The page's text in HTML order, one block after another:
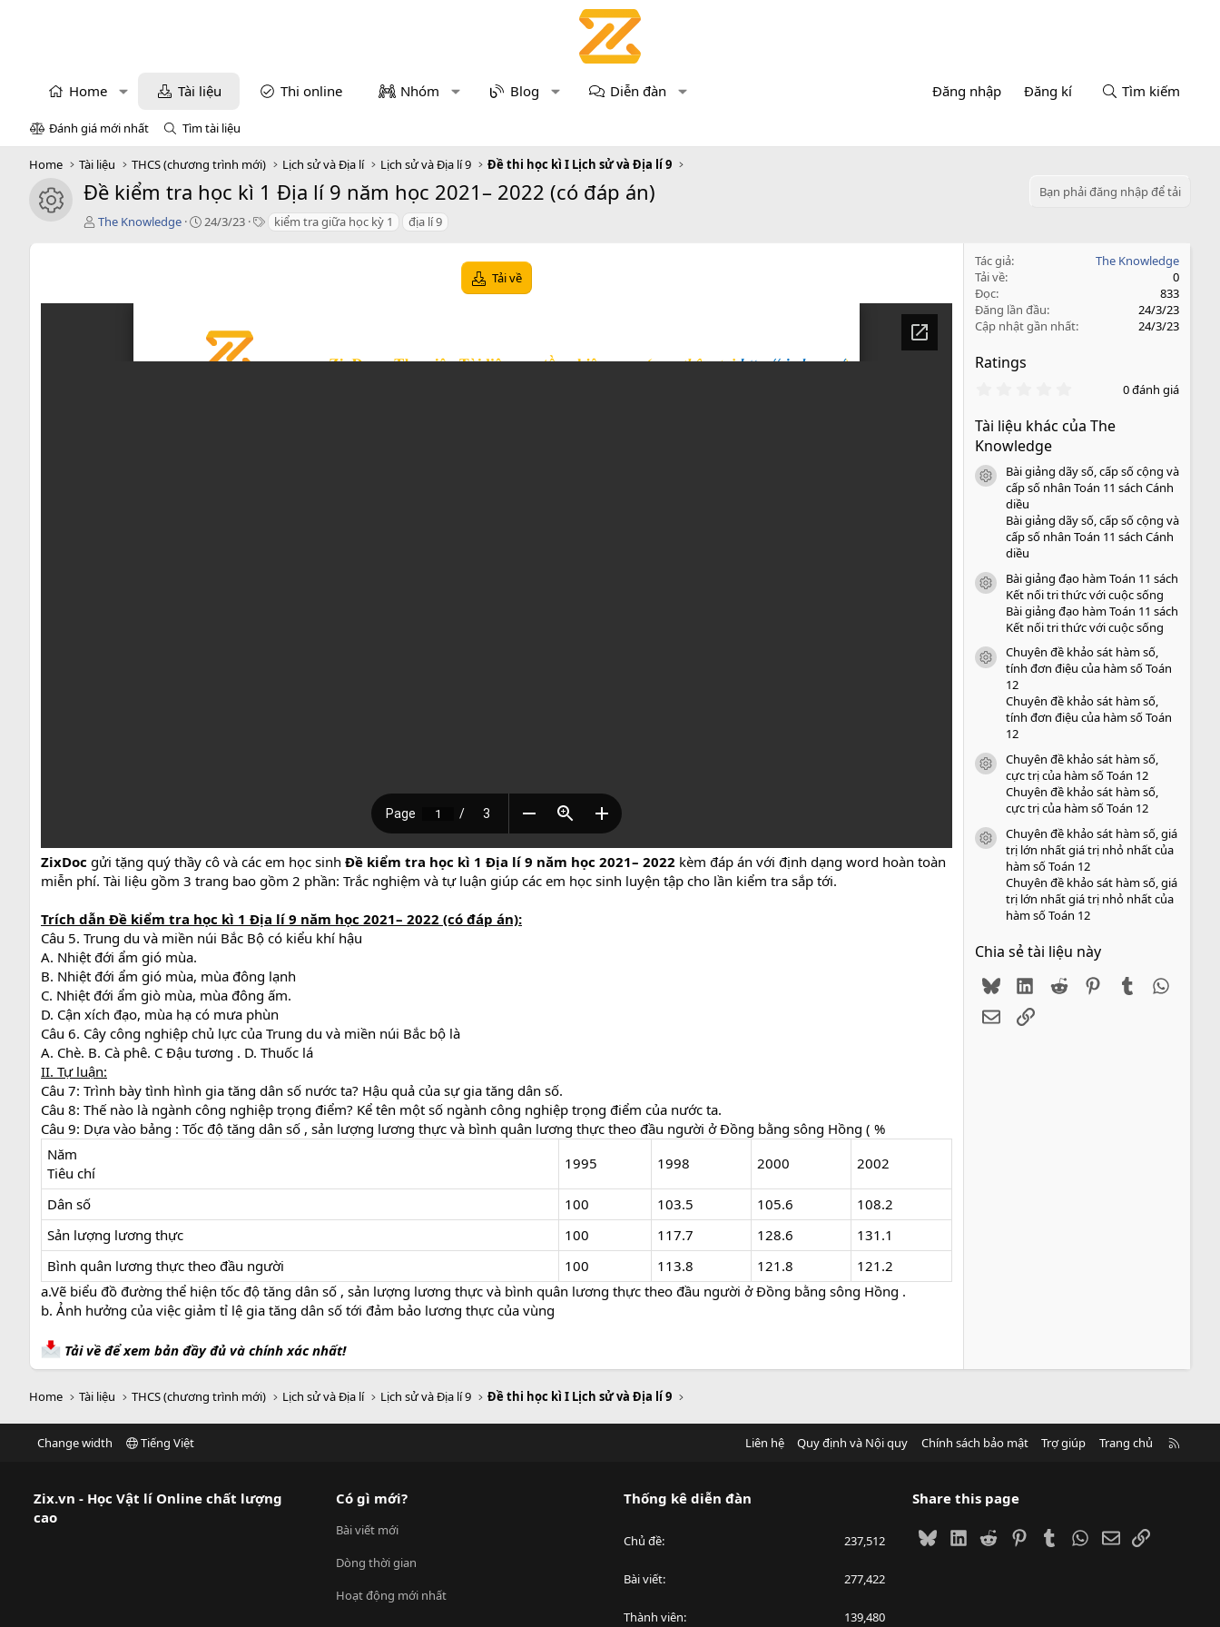
Home Tài liệu Thi online Nhóm Blog Diễn đàn Đăng nhập Đăng kí Tìm kiếm
Đánh giá mới nhất Tìm tài liệu
Home Tài liệu THCS (chương trình mới) Lịch sử và Địa lí Lịch sử và Địa lí 9 Đề thi học kì I Lịch sử và Địa lí 9
icon tài liệu
Đề kiểm tra học kì 1 Địa lí 9 năm học 2021– 2022 (có đáp án)
Bạn phải đăng nhập để tải
T
ả
The Knowledge
C
n
24/3/23
T kiểm tra giữa học kỳ 1 địa lí 9
Tải về
ZixDoc gửi tặng quý thầy cô và các em học sinh Đề kiểm tra học kì 1 Địa lí 9 năm học 2021– 2022 kèm đáp án với định dạng word hoàn toàn
miễn phí. Tài liệu gồm 3 trang bao gồm 2 phần: Trắc nghiệm và tự luận giúp các em học sinh luyện tập cho lần kiểm tra sắp tới.
Trích dẫn Đề kiểm tra học kì 1 Địa lí 9 năm học 2021– 2022 (có đáp án):
Câu 5. Trung du và miền núi Bắc Bộ có kiểu khí hậu
A. Nhiệt đới ẩm gió mùa.
B. Nhiệt đới ẩm gió mùa, mùa đông lạnh
C. Nhiệt đới ẩm giò mùa, mùa đông ấm.
D. Cận xích đạo, mùa hạ có mưa phùn
Câu 6. Cây công nghiệp chủ lực của Trung du và miền núi Bắc bộ là
A. Chè. B. Cà phê. C Đậu tương . D. Thuốc lá
II. Tự luận:
Câu 7: Trình bày tình hình gia tăng dân số nước ta? Hậu quả của sự gia tăng dân số.
Câu 8: Thế nào là ngành công nghiệp trọng điểm? Kể tên một số ngành công nghiệp trọng điểm của nước ta.
Câu 9: Dựa vào bảng : Tốc độ tăng dân số , sản lượng lương thực và bình quân lương thực theo đầu người ở Đồng bằng sông Hồng ( %
Năm
Tiêu chí
1995 1998 2000 2002
Dân số 100 103.5 105.6
108.2
Sản lượng lương thực
100 117.7 128.6
131.1
Bình quân lương thực theo đầu người
100 113.8 121.8
121.2
a.Vẽ biểu đồ đường thể hiện tốc độ tăng dân số , sản lượng lương thực và bình quân lương thực theo đầu người ở Đồng bằng sông Hồng .
b. Ảnh hưởng của việc giảm tỉ lệ gia tăng dân số tới đảm bảo lương thực của vùng
Tải về để xem bản đầy đủ và chính xác nhất!
Tác giả
The Knowledge
Tải về
0
Đọc
833
Đăng lần đầu
24/3/23
Cập nhật gần nhất
24/3/23
Ratings
0
0
o
0 đánh giá
Tài liệu khác của The
Knowledge
icon tài liệu
Bài giảng dãy số, cấp số cộng và
cấp số nhân Toán 11 sách Cánh
diều
Bài giảng dãy số, cấp số cộng và
cấp số nhân Toán 11 sách Cánh
diều
icon tài liệu
Bài giảng đạo hàm Toán 11 sách
Kết nối tri thức với cuộc sống
Bài giảng đạo hàm Toán 11 sách
Kết nối tri thức với cuộc sống
icon tài liệu
Chuyên đề khảo sát hàm số,
tính đơn điệu của hàm số Toán
12
Chuyên đề khảo sát hàm số,
tính đơn điệu của hàm số Toán
12
icon tài liệu
Chuyên đề khảo sát hàm số,
cực trị của hàm số Toán 12
Chuyên đề khảo sát hàm số,
cực trị của hàm số Toán 12
icon tài liệu
Chuyên đề khảo sát hàm số, giá
trị lớn nhất giá trị nhỏ nhất của
hàm số Toán 12
Chuyên đề khảo sát hàm số, giá
trị lớn nhất giá trị nhỏ nhất của
hàm số Toán 12
Chia sẻ tài liệu này
BlueskyLinkedIn
Reddit PinterestTumblr
EmailLink
Home Tài liệu THCS (chương trình mới) Lịch sử và Địa lí Lịch sử và Địa lí 9 Đề thi học kì I Lịch sử và Địa lí 9
Change width Tiếng Việt Liên hệ Quy định và Nội quy Chính sách bảo mật Trợ giúp Trang chủ
Zix.vn - Học Vật lí Online chất lượng
cao
Có gì mới?
Bài viết mới
Dòng thời gian
Hoạt động mới nhất
Thống kê diễn đàn
Chủ đề 237,512
Bài viết 277,422
Thành viên 139,480
Share this page
BlueskyLinkedIn
Reddit PinterestTumblrWhatsApp
EmailLink